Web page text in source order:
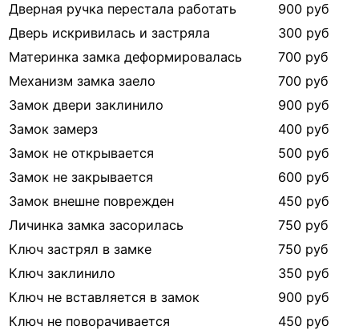
Дверная ручка перестала работать
900 руб
Дверь искривилась и застряла
300 руб
Материнка замка деформировалась
700 руб
Механизм замка заело
700 руб
Замок двери заклинило
900 руб
Замок замерз
400 руб
Замок не открывается
500 руб
Замок не закрывается
600 руб
Замок внешне поврежден
450 руб
Личинка замка засорилась
750 руб
Ключ застрял в замке
750 руб
Ключ заклинило
350 руб
Ключ не вставляется в замок
900 руб
Ключ не поворачивается
450 руб